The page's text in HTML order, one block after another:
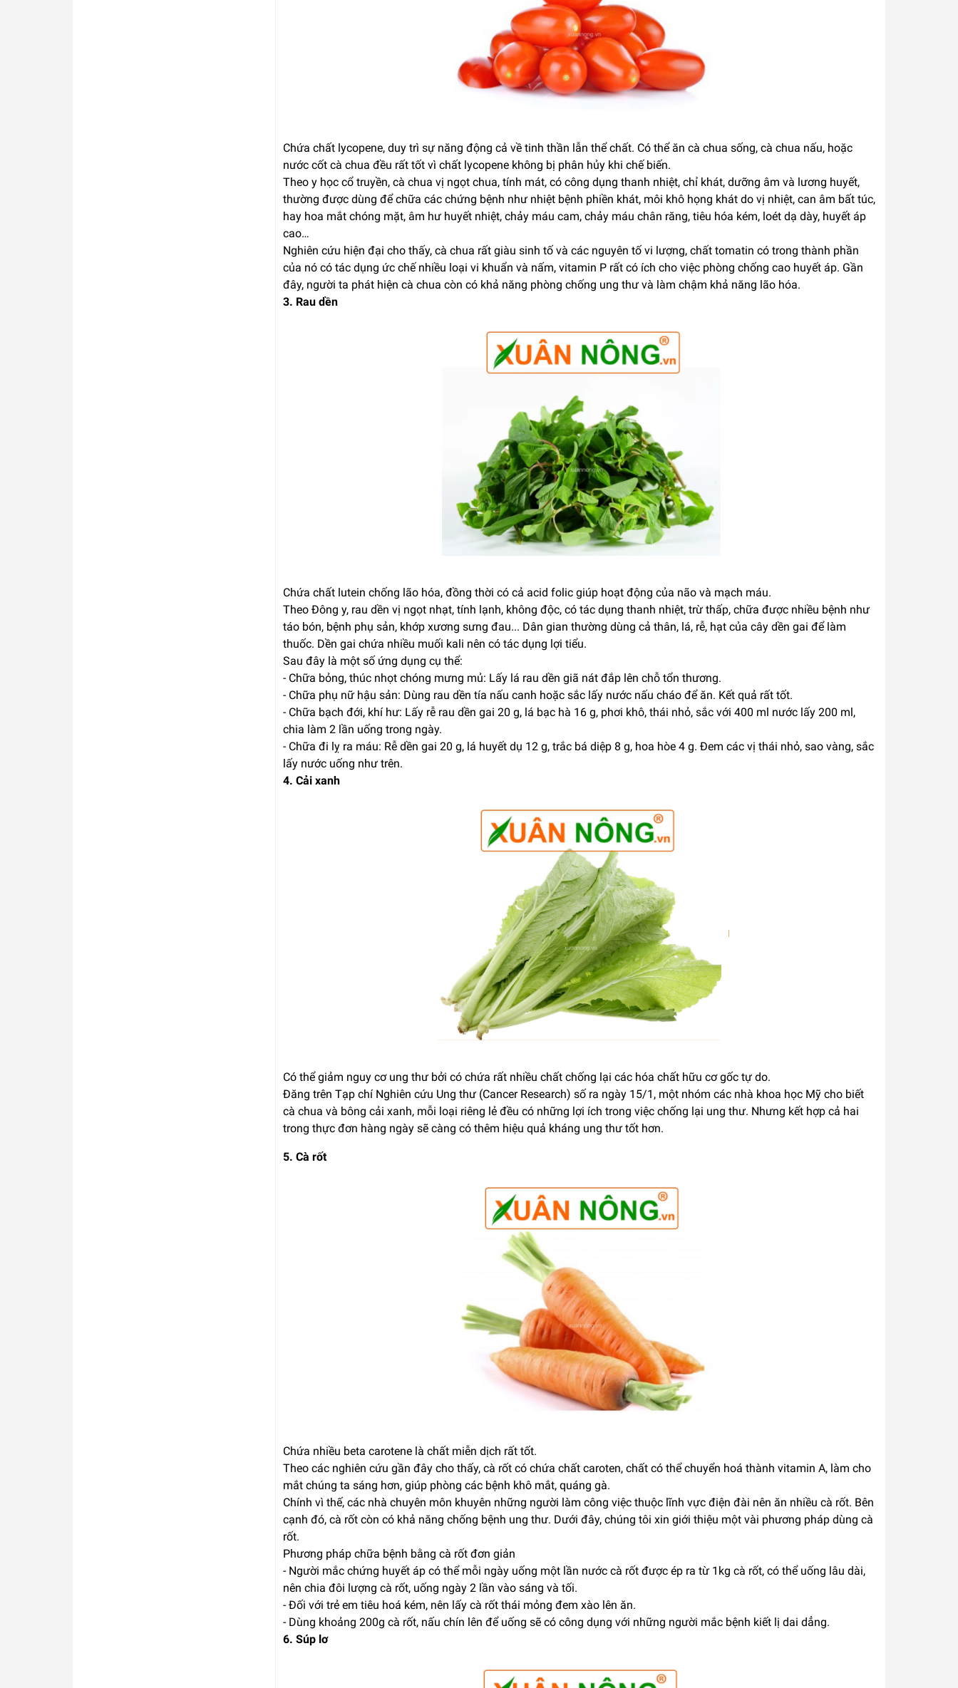
Chứa chất lycopene, duy trì sự năng động cả về tinh thần lẫn thể chất. Có thể ăn cà chua sống, cà chua nấu, hoặc
nước cốt cà chua đều rất tốt vì chất lycopene không bị phân hủy khi chế biến.
Theo y học cổ truyền, cà chua vị ngọt chua, tính mát, có công dụng thanh nhiệt, chỉ khát, dưỡng âm và lương huyết,
thường được dùng để chữa các chứng bệnh như nhiệt bệnh phiền khát, môi khô họng khát do vị nhiệt, can âm bất túc,
hay hoa mắt chóng mặt, âm hư huyết nhiệt, chảy máu cam, chảy máu chân răng, tiêu hóa kém, loét dạ dày, huyết áp
cao…
Nghiên cứu hiện đại cho thấy, cà chua rất giàu sinh tố và các nguyên tố vi lượng, chất tomatin có trong thành phần
của nó có tác dụng ức chế nhiều loại vi khuẩn và nấm, vitamin P rất có ích cho việc phòng chống cao huyết áp. Gần
đây, người ta phát hiện cà chua còn có khả năng phòng chống ung thư và làm chậm khả năng lão hóa.
3. Rau dền
Chứa chất lutein chống lão hóa, đồng thời có cả acid folic giúp hoạt động của não và mạch máu.
Theo Đông y, rau dền vị ngọt nhạt, tính lạnh, không độc, có tác dụng thanh nhiệt, trừ thấp, chữa được nhiều bệnh như
táo bón, bệnh phụ sản, khớp xương sưng đau... Dân gian thường dùng cả thân, lá, rễ, hạt của cây dền gai để làm
thuốc. Dền gai chứa nhiều muối kali nên có tác dụng lợi tiểu.
Sau đây là một số ứng dụng cụ thể:
- Chữa bỏng, thúc nhọt chóng mưng mủ: Lấy lá rau dền giã nát đắp lên chỗ tổn thương.
- Chữa phụ nữ hậu sản: Dùng rau dền tía nấu canh hoặc sắc lấy nước nấu cháo để ăn. Kết quả rất tốt.
- Chữa bạch đới, khí hư: Lấy rễ rau dền gai 20 g, lá bạc hà 16 g, phơi khô, thái nhỏ, sắc với 400 ml nước lấy 200 ml,
chia làm 2 lần uống trong ngày.
- Chữa đi lỵ ra máu: Rễ dền gai 20 g, lá huyết dụ 12 g, trắc bá diệp 8 g, hoa hòe 4 g. Đem các vị thái nhỏ, sao vàng, sắc
lấy nước uống như trên.
4. Cải xanh
Có thể giảm nguy cơ ung thư bởi có chứa rất nhiều chất chống lại các hóa chất hữu cơ gốc tự do.
Đăng trên Tạp chí Nghiên cứu Ung thư (Cancer Research) số ra ngày 15/1, một nhóm các nhà khoa học Mỹ cho biết
cà chua và bông cải xanh, mỗi loại riêng lẻ đều có những lợi ích trong việc chống lại ung thư. Nhưng kết hợp cả hai
trong thực đơn hàng ngày sẽ càng có thêm hiệu quả kháng ung thư tốt hơn.
5. Cà rốt
Chứa nhiều beta carotene là chất miễn dịch rất tốt.
Theo các nghiên cứu gần đây cho thấy, cà rốt có chứa chất caroten, chất có thể chuyển hoá thành vitamin A, làm cho
mắt chúng ta sáng hơn, giúp phòng các bệnh khô mắt, quáng gà.
Chính vì thế, các nhà chuyên môn khuyên những người làm công việc thuộc lĩnh vực điện đài nên ăn nhiều cà rốt. Bên
cạnh đó, cà rốt còn có khả năng chống bệnh ung thư. Dưới đây, chúng tôi xin giới thiệu một vài phương pháp dùng cà
rốt.
Phương pháp chữa bệnh bằng cà rốt đơn giản
- Người mắc chứng huyết áp có thể mỗi ngày uống một lần nước cà rốt được ép ra từ 1kg cà rốt, có thể uống lâu dài,
nên chia đôi lượng cà rốt, uống ngày 2 lần vào sáng và tối.
- Đối với trẻ em tiêu hoá kém, nên lấy cà rốt thái mỏng đem xào lên ăn.
- Dùng khoảng 200g cà rốt, nấu chín lên để uống sẽ có công dụng với những người mắc bệnh kiết lị dai dẳng.
6. Súp lơ